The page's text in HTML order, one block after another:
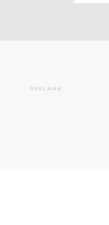
REKLAMA